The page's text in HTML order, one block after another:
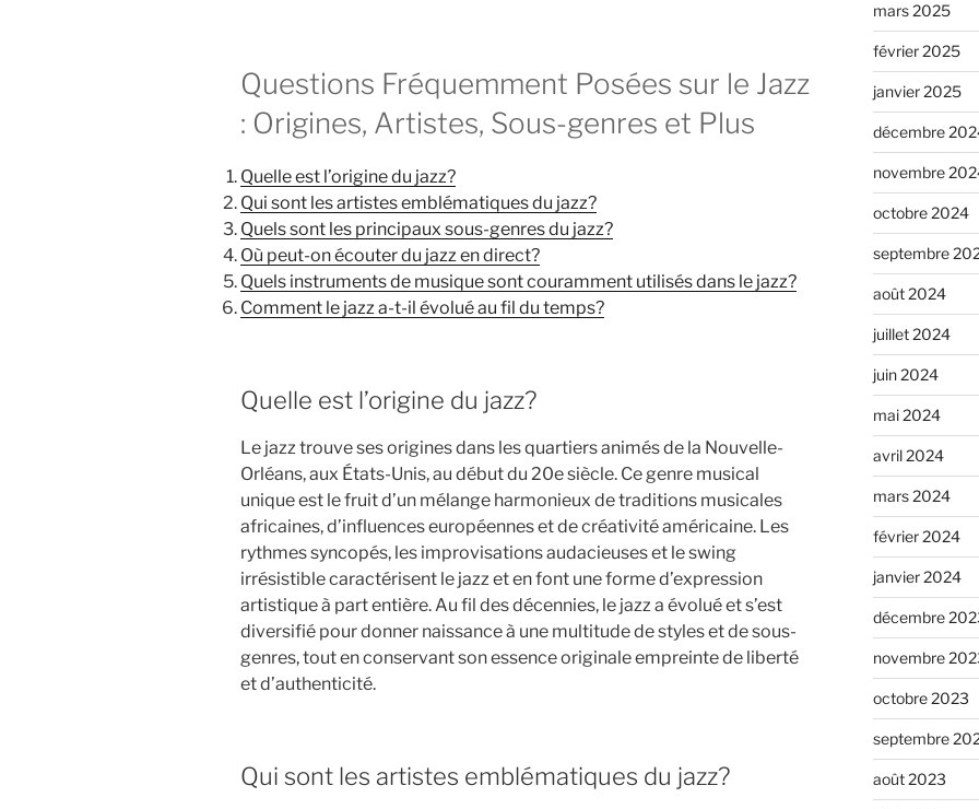
Questions Fréquemment Posées sur le Jazz
: Origines, Artistes, Sous-genres et Plus
Quelle est l’origine du jazz?
Qui sont les artistes emblématiques du jazz?
Quels sont les principaux sous-genres du jazz?
Où peut-on écouter du jazz en direct?
Quels instruments de musique sont couramment utilisés dans le jazz?
Comment le jazz a-t-il évolué au fil du temps?
Quelle est l’origine du jazz?
Le jazz trouve ses origines dans les quartiers animés de la Nouvelle-
Orléans, aux États-Unis, au début du 20e siècle. Ce genre musical
unique est le fruit d’un mélange harmonieux de traditions musicales
africaines, d’influences européennes et de créativité américaine. Les
rythmes syncopés, les improvisations audacieuses et le swing
irrésistible caractérisent le jazz et en font une forme d’expression
artistique à part entière. Au fil des décennies, le jazz a évolué et s’est
diversifié pour donner naissance à une multitude de styles et de sous-
genres, tout en conservant son essence originale empreinte de liberté
et d’authenticité.
Qui sont les artistes emblématiques du jazz?
mars 2025
février 2025
janvier 2025
décembre
novembre
octobre 2024
septembre
août 2024
juillet 2024
juin 2024
mai 2024
avril 2024
mars 2024
février 2024
janvier 2024
décembre
novembre
octobre 2023
septembre
août 2023